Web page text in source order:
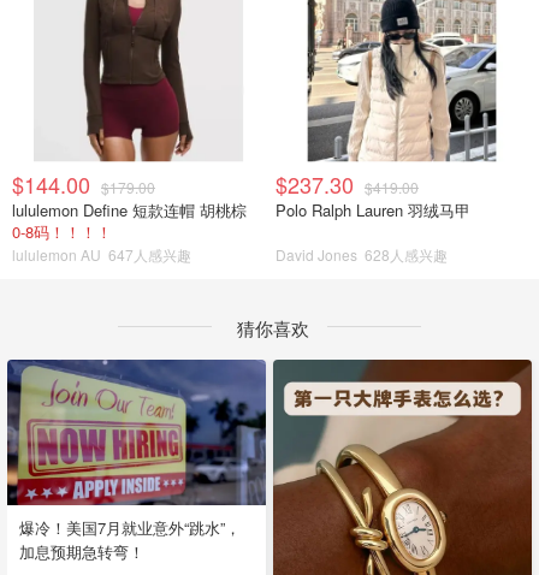
$144.00 $179.00
lululemon Define 短款连帽 胡桃棕
0-8码！！！！
lululemon AU 647人感兴趣
$237.30 $419.00
Polo Ralph Lauren 羽绒马甲
David Jones 628人感兴趣
猜你喜欢
爆冷！美国7月就业意外“跳水”，
加息预期急转弯！